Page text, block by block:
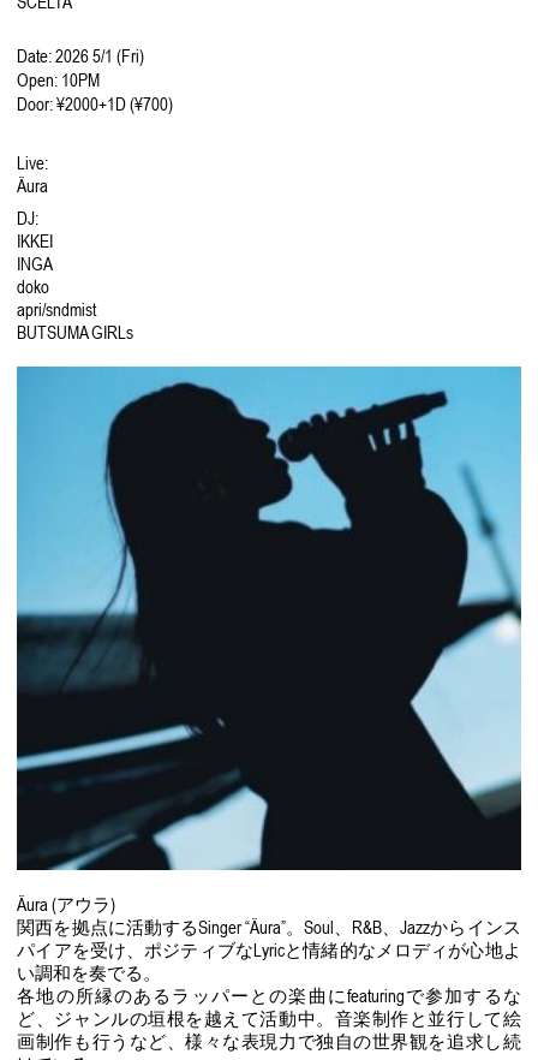
Date:2026 5/1 (Fri)
Open: 10PM
Door:¥2000+1D (¥700)
Live:
Äura
DJ:
IKKEI
INGA
doko
apri/sndmist
BUTSUMA GIRLs
Äura (アウラ)
関西を拠点に活動するSinger “Äura”。Soul、R&B、Jazzからインス
パイアを受け、ポジティブなLyricと情緒的なメロディが心地よ
い調和を奏でる。
各地の所縁のあるラッパーとの楽曲にfeaturingで参加するな
ど、ジャンルの垣根を越えて活動中。音楽制作と並行して絵
画制作も行うなど、様々な表現力で独自の世界観を追求し続